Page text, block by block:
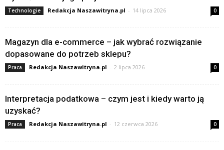
Technologie Redakcja Naszawitryna.pl - 14 lipca 2026 0
Magazyn dla e-commerce – jak wybrać rozwiązanie
dopasowane do potrzeb sklepu?
Praca Redakcja Naszawitryna.pl - 2 lipca 2026 0
Interpretacja podatkowa – czym jest i kiedy warto ją
uzyskać?
Praca Redakcja Naszawitryna.pl - 12 czerwca 2026 0